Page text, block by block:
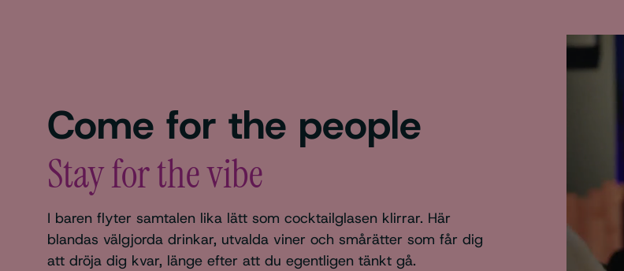
Come for the people
Stay for the vibe
I baren flyter samtalen lika lätt som cocktailglasen klirrar. Här
blandas välgjorda drinkar, utvalda viner och smårätter som får dig
att dröja dig kvar, länge efter att du egentligen tänkt gå.